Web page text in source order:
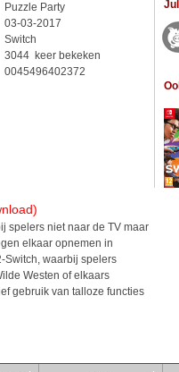
Puzzle Party
03-03-2017
Switch
3044 keer bekeken
0045496402372
spelers niet naar de TV maar
elkaar opnemen in
Switch, waarbij spelers
Westen of elkaars
gebruik van talloze functies